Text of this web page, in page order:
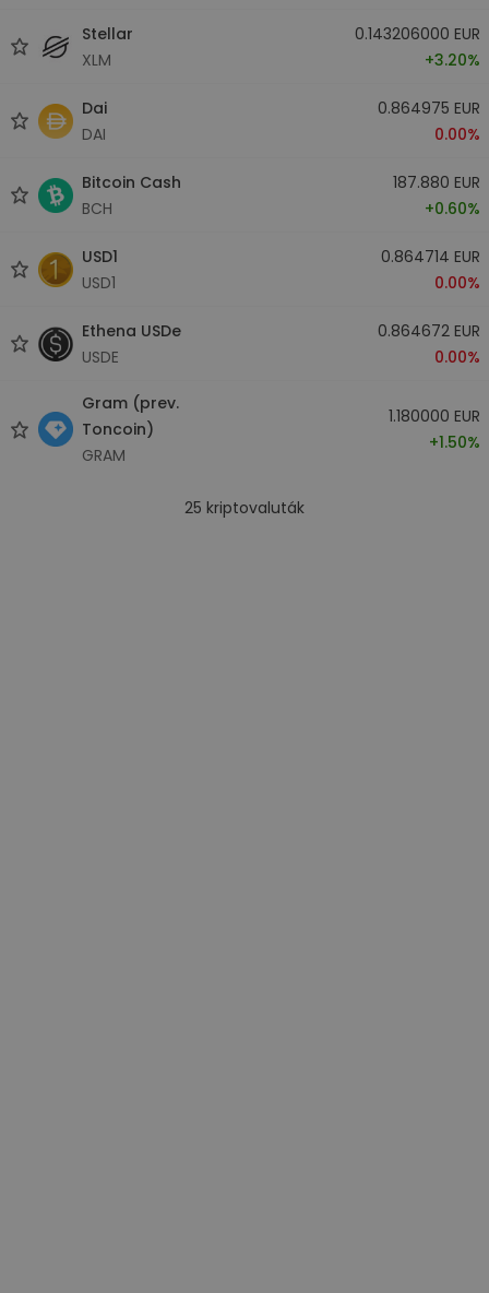
Stellar
XLM
0.143206000 EUR
+3.20%
Dai
DAI
0.864975 EUR
0.00%
Bitcoin Cash
BCH
187.880 EUR
+0.60%
USD1
USD1
0.864714 EUR
0.00%
Ethena USDe
USDE
0.864672 EUR
0.00%
Gram (prev.
Toncoin)
GRAM
1.180000 EUR
+1.50%
25 kriptovaluták